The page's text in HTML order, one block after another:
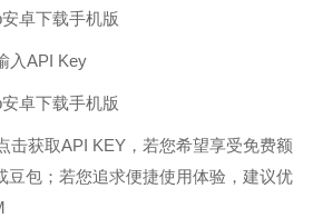
入API Key
击获取API KEY，若您希望享受免费额
豆包；若您追求便捷使用体验，建议优